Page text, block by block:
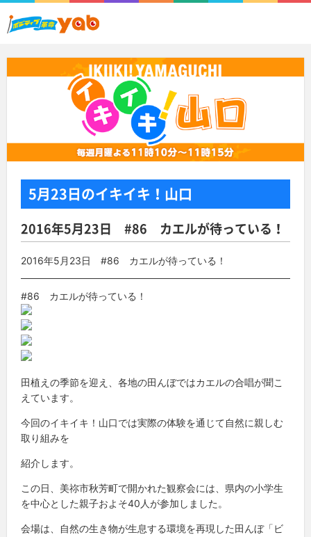
5月23日のイキイキ！山口
2016年5月23日 #86 カエルが待っている！
2016年5月23日 #86 カエルが待っている！
#86 カエルが待っている！
田植えの季節を迎え、各地の田んぼではカエルの合唱が聞こ
えています。
今回のイキイキ！山口では実際の体験を通じて自然に親しむ
取り組みを
紹介します。
この日、美祢市秋芳町で開かれた観察会には、県内の小学生
を中心とした親子およそ40人が参加しました。
会場は、自然の生き物が生息する環境を再現した田んぼ「ビ